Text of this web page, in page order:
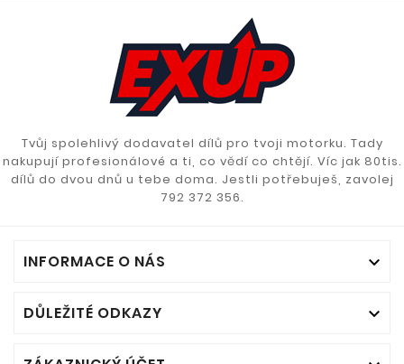
Tvůj spolehlivý dodavatel dílů pro tvoji motorku. Tady
nakupují profesionálové a ti, co vědí co chtějí. Víc jak 80tis.
dílů do dvou dnů u tebe doma. Jestli potřebuješ, zavolej
792 372 356.
INFORMACE O NÁS 
DŮLEŽITÉ ODKAZY 